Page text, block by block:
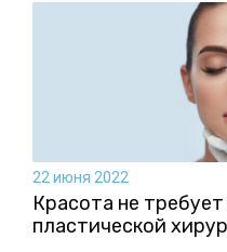
22 июня 2022
Красота не
пластической